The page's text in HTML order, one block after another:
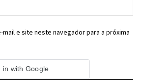
mail e site neste navegador para a próxima
in with Google